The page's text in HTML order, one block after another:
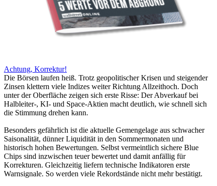
Achtung, Korrektur!
Die Börsen laufen heiß. Trotz geopolitischer Krisen und steigender
Zinsen klettern viele Indizes weiter Richtung Allzeithoch. Doch
unter der Oberfläche zeigen sich erste Risse: Der Abverkauf bei
Halbleiter-, KI- und Space-Aktien macht deutlich, wie schnell sich
die Stimmung drehen kann.
Besonders gefährlich ist die aktuelle Gemengelage aus schwacher
Saisonalität, dünner Liquidität in den Sommermonaten und
historisch hohen Bewertungen. Selbst vermeintlich sichere Blue
Chips sind inzwischen teuer bewertet und damit anfällig für
Korrekturen. Gleichzeitig liefern technische Indikatoren erste
Warnsignale. So werden viele Rekordstände nicht mehr bestätigt.